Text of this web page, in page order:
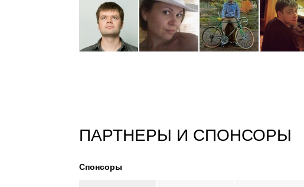
ПАРТНЕРЫ И СПОНСОРЫ
Спонсоры